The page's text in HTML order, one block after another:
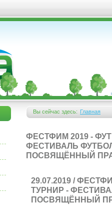
Вы сейчас здесь:
Вы здесь
Главная
ФЕСТФИМ 2019 -
ФЕСТИВАЛЬ
ПОСВЯЩЁННЫЙ
29.07.2019 /
ТУРНИР -
ПОСВЯЩЁННЫЙ